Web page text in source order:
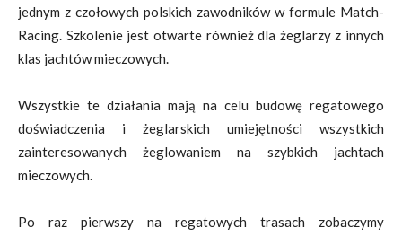
jednym z czołowych polskich zawodników w formule Match-
Racing. Szkolenie jest otwarte również dla żeglarzy z innych
klas jachtów mieczowych.
Wszystkie te działania mają na celu budowę regatowego
doświadczenia i żeglarskich umiejętności wszystkich
zainteresowanych żeglowaniem na szybkich jachtach
mieczowych.
Po raz pierwszy na regatowych trasach zobaczymy